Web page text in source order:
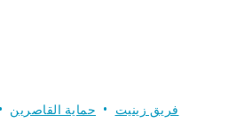
فريق زينيت حماية القاصرين